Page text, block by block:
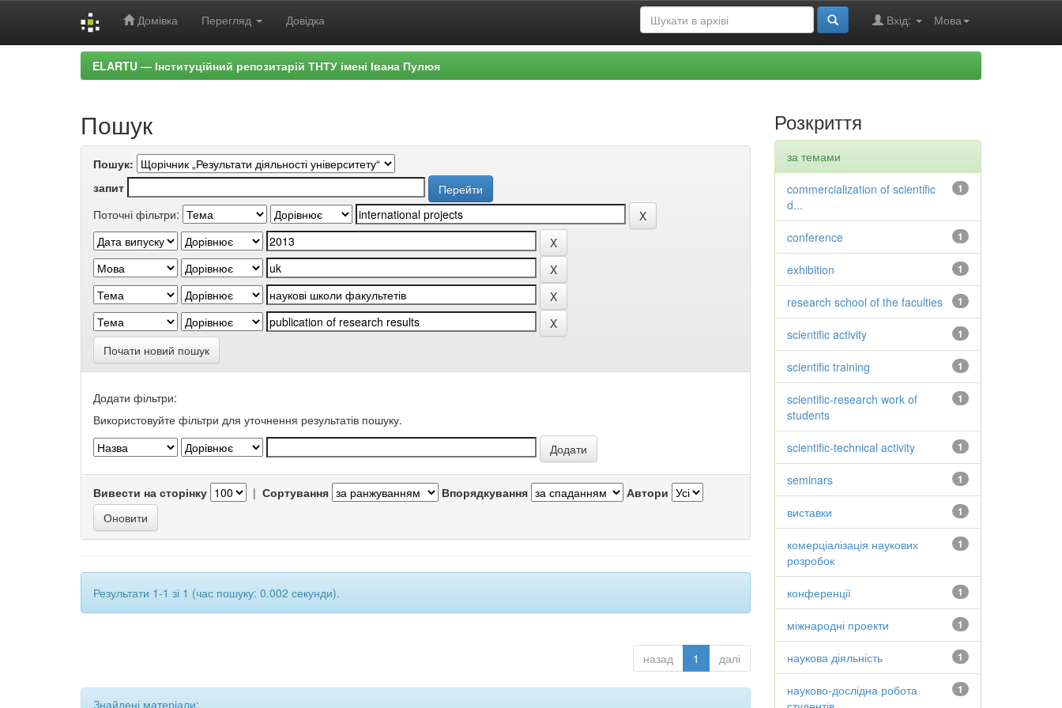
Домівка Перегляд Довідка Мова
Вхід:
ELARTU — Інституційний репозитарій ТНТУ імені Івана Пулюя
Пошук
Пошук:
запит
Поточні фільтри:
Почати новий пошук
Додати фільтри:
Використовуйте фільтри для уточнення результатів пошуку.
Вивести на сторінку | Сортування Впорядкування Автори
Результати 1-1 зі 1 (час пошуку: 0.002 секунди).
назад 1 далі
Знайдені матеріали:
Розкриття
за темами
1
commercialization of scientific
d...
1
conference
1
exhibition
1
research school of the faculties
1
scientific activity
1
scientific training
1
scientific-research work of
students
1
scientific-technical activity
1
seminars
1
виставки
1
комерціалізація наукових
розробок
1
конференції
1
міжнародні проекти
1
наукова діяльність
1
науково-дослідна робота